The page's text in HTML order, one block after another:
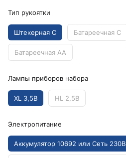
Тип рукоятки
Штекерная C Батареечная C
Батареечная AA
Лампы приборов набора
XL 3,5В HL 2,5В
Электропитание
Аккумулятор 10692 или Сеть 230B